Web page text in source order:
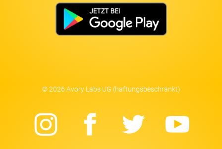
© 2026 Avory Labs UG (haftungsbeschränkt)
Instagram
Facebook
Twitter